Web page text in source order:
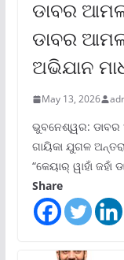
ଡାବର
ଡାବର
ଅଭିଯାନ
May 13, 2026
ଭୁବନେଶ୍ୱର:
ଗାୟିକା ଯୁଗଳ
“କେୟାର୍ ୱାହାଁ ଜହାଁ
Share